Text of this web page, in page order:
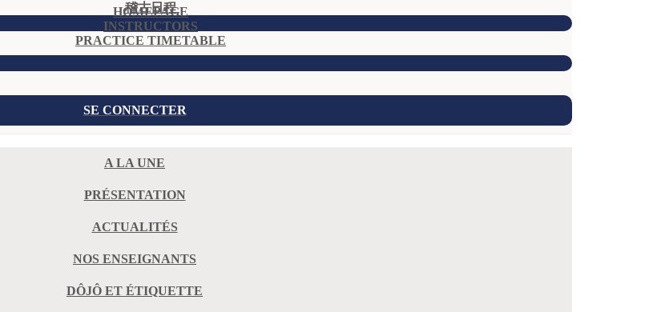
稽古日程
HOMEPAGE
INSTRUCTORS
PRACTICE TIMETABLE
SE CONNECTER
A LA UNE
PRÉSENTATION
ACTUALITÉS
NOS ENSEIGNANTS
DÔJÔ ET ÉTIQUETTE